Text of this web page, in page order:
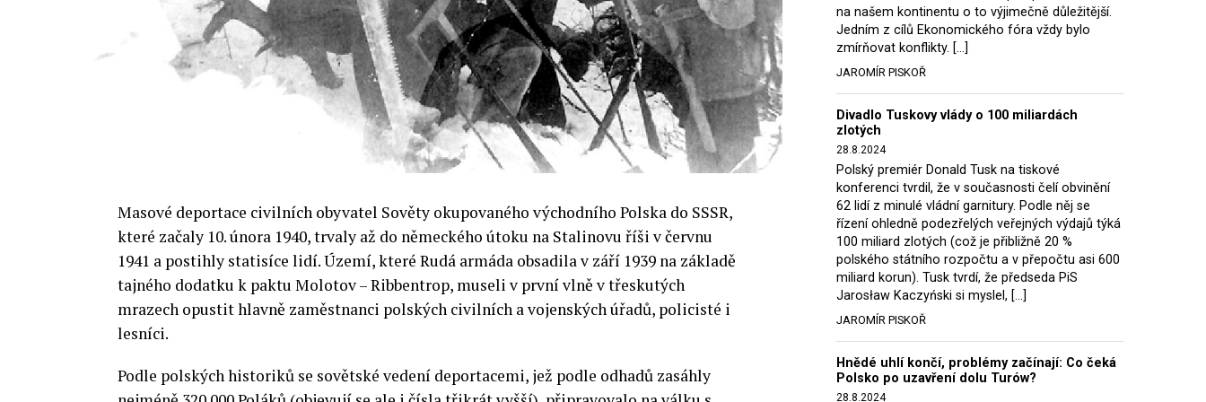
Masové deportace civilních obyvatel Sověty okupovaného východního Polska do SSSR,
které začaly 10. února 1940, trvaly až do německého útoku na Stalinovu říši v červnu
1941 a postihly statisíce lidí. Území, které Rudá armáda obsadila v září 1939 na základě
tajného dodatku k paktu Molotov – Ribbentrop, museli v první vlně v třeskutých
mrazech opustit hlavně zaměstnanci polských civilních a vojenských úřadů, policisté i
lesníci.
Podle polských historiků se sovětské vedení deportacemi, jež podle odhadů zasáhly
na našem kontinentu o to výjimečně důležitější.
Jedním z cílů Ekonomického fóra vždy bylo
zmírňovat konflikty. […]
JAROMÍR PISKOŘ
Divadlo Tuskovy vlády o 100 miliardách
zlotých
28.8.2024
Polský premiér Donald Tusk na tiskové
konferenci tvrdil, že v současnosti čelí obvinění
62 lidí z minulé vládní garnitury. Podle něj se
řízení ohledně podezřelých veřejných výdajů týká
100 miliard zlotých (což je přibližně 20 %
polského státního rozpočtu a v přepočtu asi 600
miliard korun). Tusk tvrdí, že předseda PiS
Jarosław Kaczyński si myslel, […]
JAROMÍR PISKOŘ
Hnědé uhlí končí, problémy začínají: Co čeká
Polsko po uzavření dolu Turów?
28.8.2024